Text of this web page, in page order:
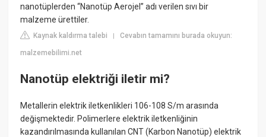
nanotüplerden “Nanotüp Aerojel” adı verilen sıvı bir
malzeme ürettiler.
Kaynak kaldırma talebi |Cevabın tamamını burada okuyun:
malzemebilimi.net
Nanotüp elektriği iletir mi?
Metallerin elektrik iletkenlikleri 106-108 S/m arasında
değişmektedir. Polimerlere elektrik iletkenliğinin
kazandırılmasında kullanılan CNT (Karbon Nanotüp) elektrik